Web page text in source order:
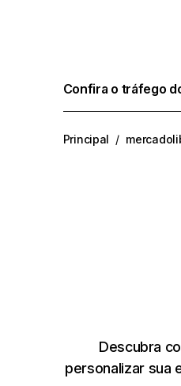
Confira o tráfego
Principal /
Descubra
personalizar sua